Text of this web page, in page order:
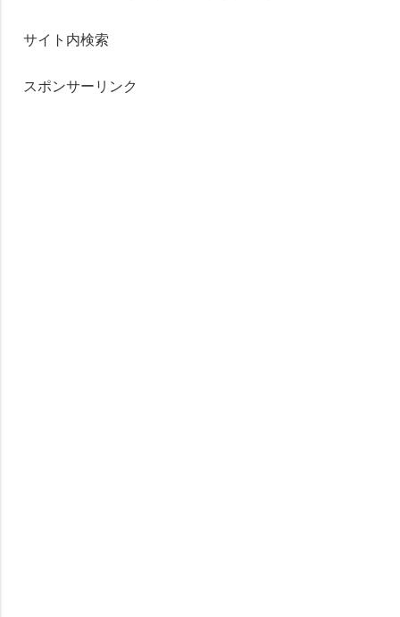
サイト内検索
スポンサーリンク